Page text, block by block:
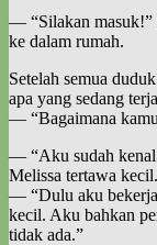
— “Silakan masuk!”
ke dalam rumah.
Setelah semua
apa yang sedang
— “Bagaimana
— “Aku sudah kenal
Melissa tertawa kecil.
— “Dulu aku bekerja
kecil. Aku bahkan
tidak ada.”